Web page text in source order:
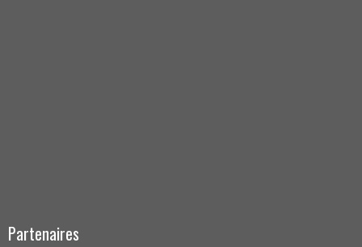
Partenaires